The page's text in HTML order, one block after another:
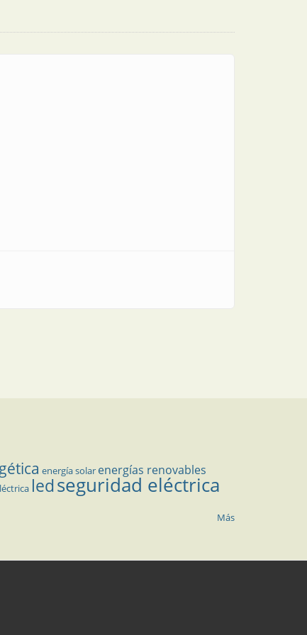
energía solar energías renovables
ledseguridad eléctrica
Más